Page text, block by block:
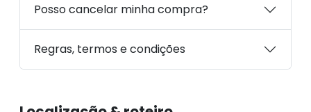
Posso cancelar minha compra?
Regras, termos e condições